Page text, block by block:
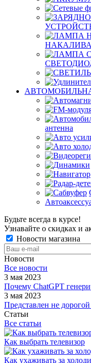
антенна
Будьте всегда в курсе!
Узнавайте о скидках и
Новости магазина
Новости
Все новости
3 мая 2023
Почему ChatGPT
3 мая 2023
Представлен не
Статьи
Все статьи
Как выбрать телевизор
Как ухаживать за